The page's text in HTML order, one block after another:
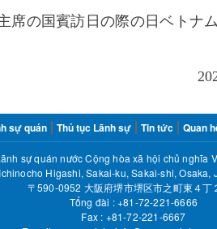
席の国賓訪日の際の日ベトナ
sự quán Thủ tục Lãnh sự Tin tức Quan
sự quán nước Cộng hòa xã hội chủ nghĩa
Higashi, Sakai-ku, Sakai-shi, Osaka,
〒590-0952 大阪府堺市堺区市之町東４丁
Tổng đài :​+81-72-221-6666
Fax : ​ +81-72-221-6667​